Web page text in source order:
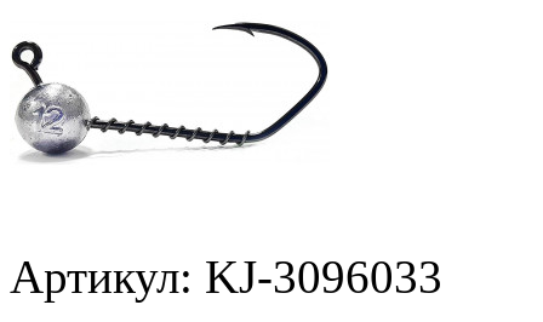
Артикул: KJ-3096033